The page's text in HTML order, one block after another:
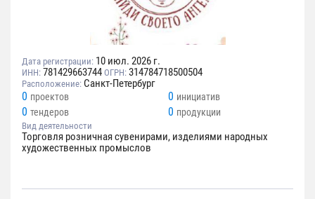
Дата регистрации: 10 июл. 2026 г.
ИНН: 781429663744 ОГРН: 314784718500504
Расположение: Санкт-Петербург
0 проектов 0 инициатив
0 тендеров 0 продукции
Вид деятельности
Торговля розничная сувенирами, изделиями народных
художественных промыслов